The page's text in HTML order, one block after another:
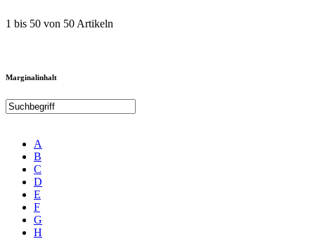
1 bis 50 von 50 Artikeln
Marginalinhalt
A
B
C
D
E
F
G
H